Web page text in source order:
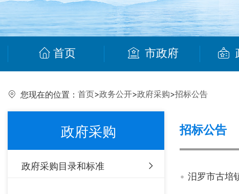
首页 市政府
您现在的位置： 首页>政务公开>政府采购>招标公告
政府采购
政府采购目录和标准
招标公告
汨罗市古培